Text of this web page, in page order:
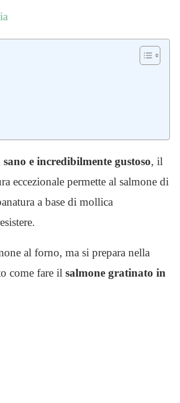
sano e incredibilmente gustoso, il
eccezionale permette al salmone di
a base di mollica
al forno, ma si prepara nella
come fare il salmone gratinato in